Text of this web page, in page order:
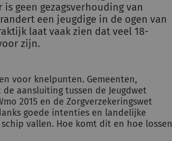
geen gezagsverhouding van
een jeugdige in de ogen van
laat vaak zien dat veel 18-
zijn.
voor knelpunten. Gemeenten,
aansluiting tussen de Jeugdwet
2015 en de Zorgverzekeringswet
goede intenties en landelijke
vallen. Hoe komt dit en hoe lossen